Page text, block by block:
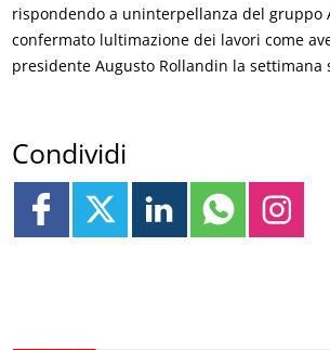
rispondendo a uninterpellanza del gruppo
confermato lultimazione dei lavori come
presidente Augusto Rollandin la settimana
Condividi